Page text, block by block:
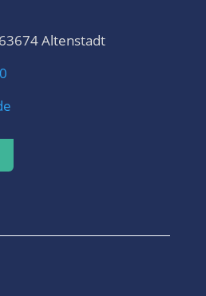
Altenstadt